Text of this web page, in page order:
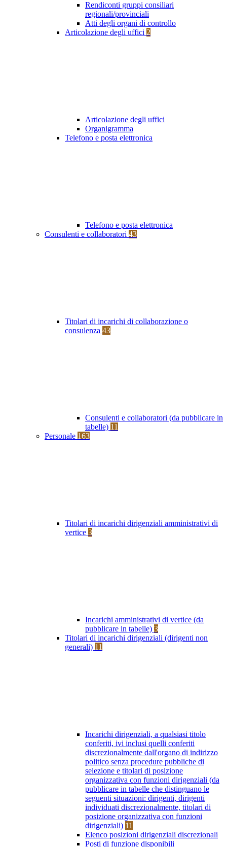
Rendiconti gruppi consiliari
regionali/provinciali
Atti degli organi di controllo
Articolazione degli uffici 2
Articolazione degli uffici
Organigramma
Telefono e posta elettronica
Telefono e posta elettronica
Consulenti e collaboratori 43
Titolari di incarichi di collaborazione o
consulenza 43
Consulenti e collaboratori (da pubblicare in
tabelle) 11
Personale 163
Titolari di incarichi dirigenziali amministrativi di
vertice 3
Incarichi amministrativi di vertice (da
pubblicare in tabelle) 3
Titolari di incarichi dirigenziali (dirigenti non
generali) 11
Incarichi dirigenziali, a qualsiasi titolo
conferiti, ivi inclusi quelli conferiti
discrezionalmente dall'organo di indirizzo
politico senza procedure pubbliche di
selezione e titolari di posizione
organizzativa con funzioni dirigenziali (da
pubblicare in tabelle che distinguano le
seguenti situazioni: dirigenti, dirigenti
individuati discrezionalmente, titolari di
posizione organizzativa con funzioni
dirigenziali) 11
Elenco posizioni dirigenziali discrezionali
Posti di funzione disponibili